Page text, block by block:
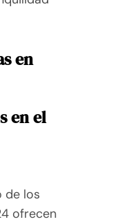
en
en el
de los
ofrecen